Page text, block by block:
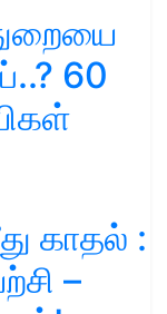
60
காதல் :
–